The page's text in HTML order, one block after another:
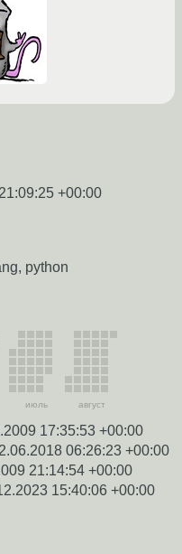
+00:00
python
июль август
17:35:53 +00:00
06:26:23 +00:00
21:14:54 +00:00
15:40:06 +00:00